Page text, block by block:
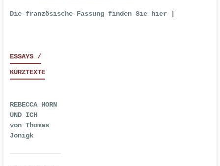
Die französische Fassung finden Sie hier|
ESSAYS /
KURZTEXTE
REBECCA HORN
UND ICH
von Thomas
Jonigk